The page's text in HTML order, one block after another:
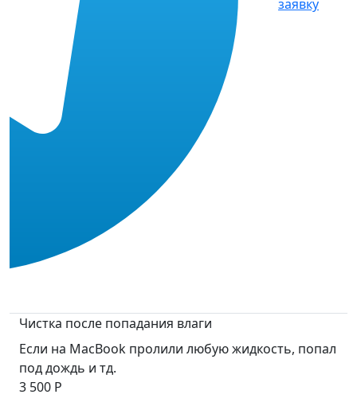
заявку
Чистка после попадания влаги
Если на MacBook пролили любую жидкость, попал
под дождь и тд.
3 500 Р